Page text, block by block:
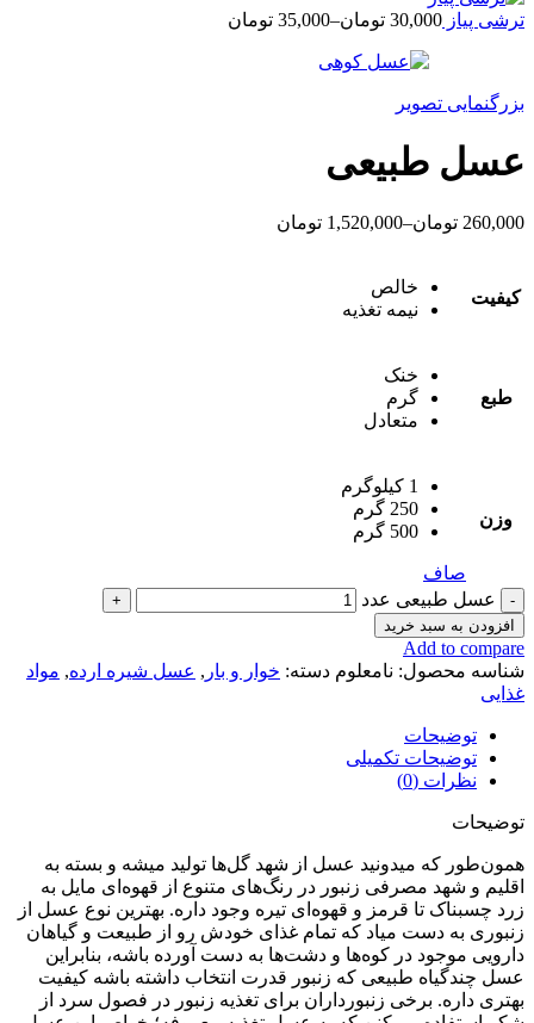
ترشی پیاز 30,000 تومان–
35,000 تومان
بزرگنمایی تصویر
عسل طبیعی
260,000 تومان–
1,520,000 تومان
کیفیت
خالص
نیمه تغذیه
طبع
خنک
گرم
متعادل
وزن
1 کیلوگرم
250 گرم
500 گرم
صاف
عسل طبیعی عدد
افزودن به سبد خرید
Add to compare
شناسه محصول: نامعلوم دسته: خوار و بار , عسل شیره ارده, مواد
غذایی
توضیحات
توضیحات تکمیلی
نظرات (0)
توضیحات
همون‌طور که میدونید عسل از شهد گل‌ها تولید میشه و بسته به
اقلیم و شهد مصرفی زنبور در رنگ‌های متنوع از قهوه‌ای مایل به
زرد چسبناک تا قرمز و قهوه‌ای تیره وجود داره. بهترین نوع عسل از
زنبوری به دست میاد که تمام غذای خودش رو از طبیعت و گیاهان
دارویی موجود در کوه‌‌ها و دشت‌ها به دست آورده باشه، بنابراین
عسل چندگیاه طبیعی که زنبور قدرت انتخاب داشته باشه کیفیت
بهتری داره. برخی زنبورداران برای تغذیه زنبور در فصول سرد از